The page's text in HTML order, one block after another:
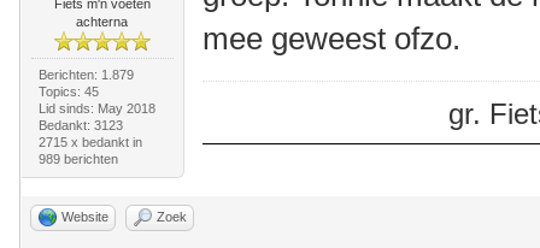
Fiets m'n voeten
achterna
Berichten: 1.879
Topics: 45
Lid sinds: May 2018
Bedankt: 3123
2715 x bedankt in
989 berichten
mee geweest ofzo.
gr.
Website Zoek